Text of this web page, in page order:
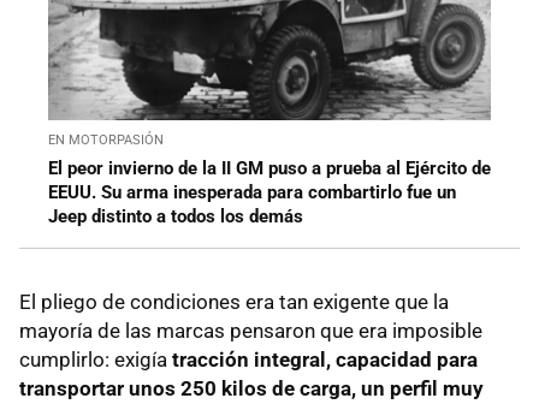
EN MOTORPASIÓN
El peor invierno de la II GM puso a prueba al Ejército de
EEUU. Su arma inesperada para combartirlo fue un
Jeep distinto a todos los demás
El pliego de condiciones era tan exigente que la
mayoría de las marcas pensaron que era imposible
cumplirlo: exigía tracción integral, capacidad para
transportar unos 250 kilos de carga, un perfil muy